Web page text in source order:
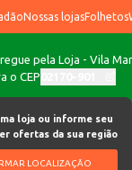
Nossas lojasFolhetos
pela Loja - Vila
o CEP
loja ou informe seu
ofertas da sua região
LOCALIZAÇÃO
Chocolates